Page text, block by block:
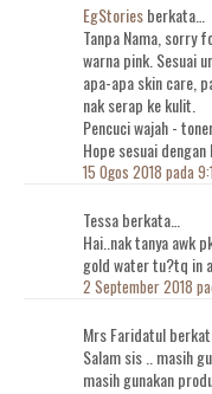
EgStoriesberkata…
Tanpa Nama, sorry
warna pink. Sesuai
apa-apa skin care,
nak serap ke kulit.
Pencuci wajah -
Hope sesuai dengan
15 Ogos 2018 pada
Tessa berkata…
Hai..nak tanya awk
gold water tu?tq in
2 September 2018
Mrs Faridatul
Salam sis .. masih
masih gunakan